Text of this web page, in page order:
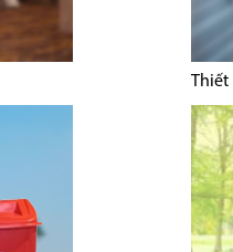
Thiết